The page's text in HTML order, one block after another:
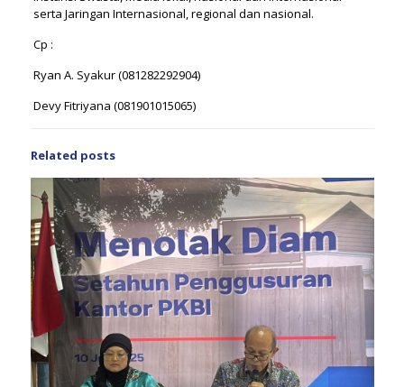
serta Jaringan Internasional, regional dan nasional.
Cp :
Ryan A. Syakur (081282292904)
Devy Fitriyana (081901015065)
Related posts